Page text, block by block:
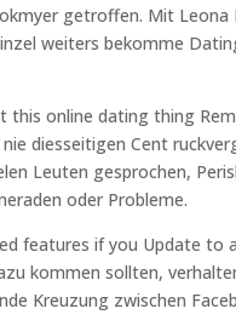
getroffen. Mit Leona
weiters bekomme
this online dating thing
diesseitigen Cent
Leuten gesprochen,
oder Probleme.
features if you Update to
kommen sollten,
Kreuzung zwischen